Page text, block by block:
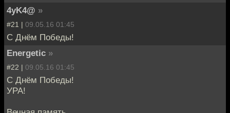
4yK4@ »
#21 | 09.05.16 01:45
С Днём Победы!
Energetic »
#22 | 09.05.16 01:45
С Днём Победы!
УРА!